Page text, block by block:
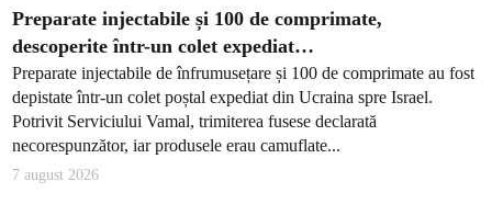
Preparate injectabile și 100 de comprimate,
descoperite într-un colet expediat…
Preparate injectabile de înfrumusețare și 100 de comprimate au fost
depistate într-un colet poștal expediat din Ucraina spre Israel.
Potrivit Serviciului Vamal, trimiterea fusese declarată
necorespunzător, iar produsele erau camuflate...
7 august 2026